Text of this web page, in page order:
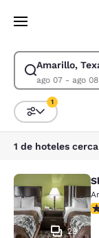
Pasar A
Amarillo,
ago 07 - ago 08
Modificar la
Ordenar y
1
Sleep Inn
29